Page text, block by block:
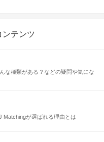
ンテンツ
な種類がある？などの疑問や気にな
Matchingが選ばれる理由とは